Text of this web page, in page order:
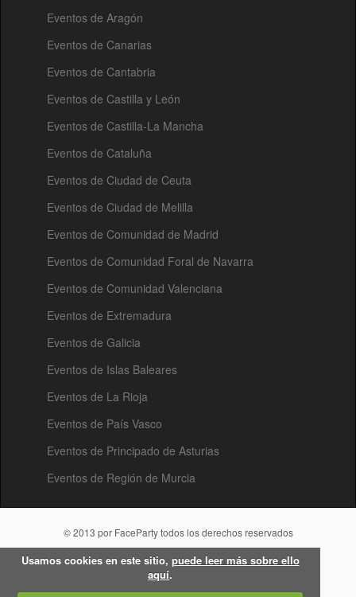
Eventos de Aragón
Eventos de Canarias
Eventos de Cantabria
Eventos de Castilla y León
Eventos de Castilla-La Mancha
Eventos de Cataluña
Eventos de Ciudad de Ceuta
Eventos de Ciudad de Melilla
Eventos de Comunidad de Madrid
Eventos de Comunidad Foral de Navarra
Eventos de Comunidad Valenciana
Eventos de Extremadura
Eventos de Galicia
Eventos de Islas Baleares
Eventos de La Rioja
Eventos de País Vasco
Eventos de Principado de Asturias
Eventos de Región de Murcia
© 2013 por FaceParty todos los derechos reservados
Usamos cookies en este sitio, puede leer más sobre ello
aquí.